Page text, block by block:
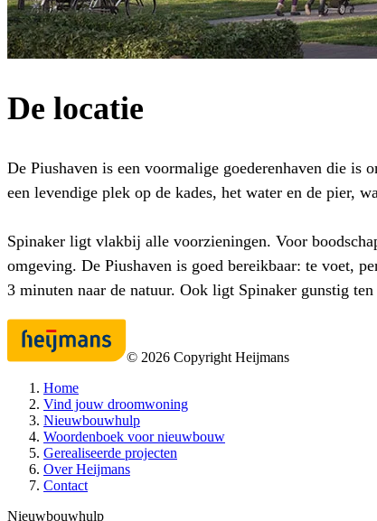
De locatie
De Piushaven is een voormalige goederenhaven die is
een levendige plek op de kades, het water en de pier,
Spinaker ligt vlakbij alle voorzieningen. Voor
omgeving. De Piushaven is goed bereikbaar: te voet,
3 minuten naar de natuur. Ook ligt Spinaker gunstig
© 2026 Copyright Heijmans
Home
Vind jouw droomwoning
Nieuwbouwhulp
Woordenboek voor nieuwbouw
Gerealiseerde projecten
Over Heijmans
Contact
Nieuwbouwhulp